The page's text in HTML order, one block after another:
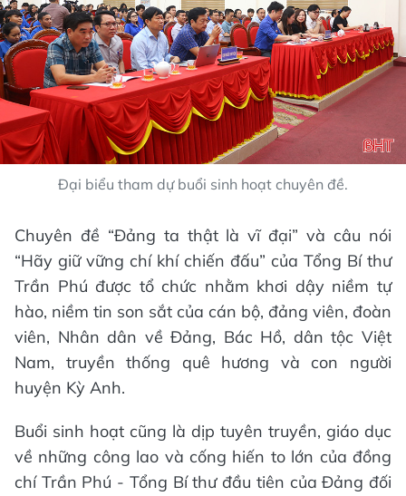
Đại biểu tham dự buổi sinh hoạt chuyên đề.
Chuyên đề “Đảng ta thật là vĩ đại” và câu nói
“Hãy giữ vững chí khí chiến đấu” của Tổng Bí thư
Trần Phú được tổ chức nhằm khơi dậy niềm tự
hào, niềm tin son sắt của cán bộ, đảng viên, đoàn
viên, Nhân dân về Đảng, Bác Hồ, dân tộc Việt
Nam, truyền thống quê hương và con người
huyện Kỳ Anh.
Buổi sinh hoạt cũng là dịp tuyên truyền, giáo dục
về những công lao và cống hiến to lớn của đồng
chí Trần Phú - Tổng Bí thư đầu tiên của Đảng đối